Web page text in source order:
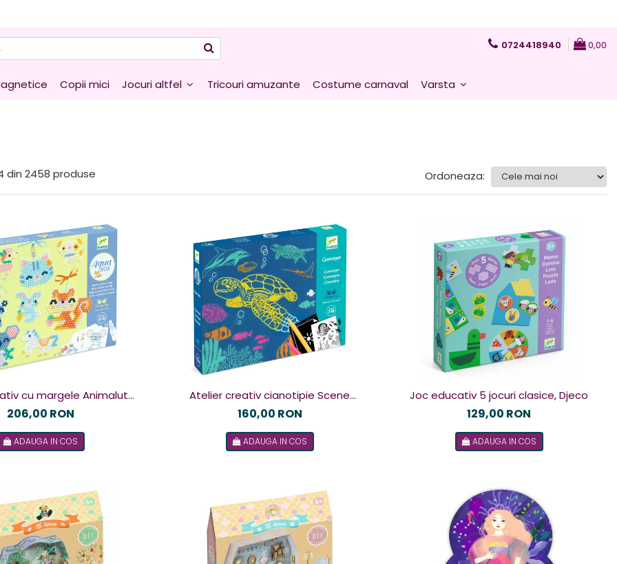
0724418940 0,00
Copii mici Jocuri altfel Tricouri amuzante Costume carnaval Varsta
din 2458 produse Ordoneaza:
cu margele Animalute
norocoase, Djeco
206,00 RON
ADAUGA IN COS
Atelier creativ cianotipie Scene
subacvatice, Djeco
160,00 RON
ADAUGA IN COS
Joc educativ 5 jocuri clasice, Djeco
129,00 RON
ADAUGA IN COS